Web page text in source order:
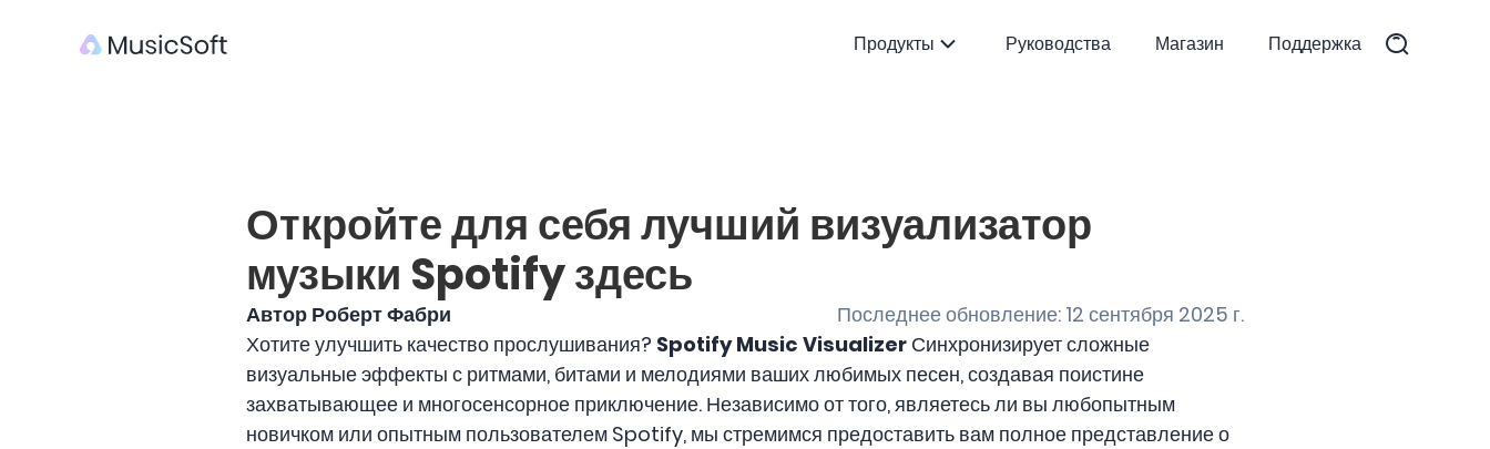
Продукты Руководства Магазин Поддержка
Откройте для себя лучший визуализатор
музыки Spotify здесь
Автор Роберт Фабри
Последнее обновление: 12 сентября 2025 г.
Хотите улучшить качество прослушивания? Spotify Music Visualizer Синхронизирует сложные
визуальные эффекты с ритмами, битами и мелодиями ваших любимых песен, создавая поистине
захватывающее и многосенсорное приключение. Независимо от того, являетесь ли вы любопытным
новичком или опытным пользователем Spotify, мы стремимся предоставить вам полное представление о